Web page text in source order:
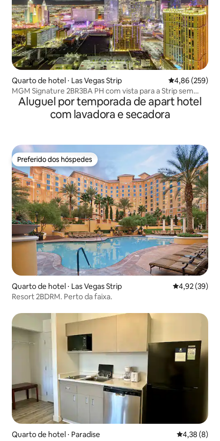
Quarto de hotel ⋅ Las Vegas Strip 4,86 de uma
4,86 (259)
MGM Signature 2BR3BA PH com vista para a Strip sem
taxa de resort
Aluguel por temporada de apart hotel
com lavadora e secadora
Preferido dos hóspedes
Preferido dos hóspedes
Quarto de hotel ⋅ Las Vegas Strip 4,92 de uma
4,92 (39)
Resort 2BDRM. Perto da faixa.
Quarto de hotel ⋅ Paradise 4,38 de uma
4,38 (8)